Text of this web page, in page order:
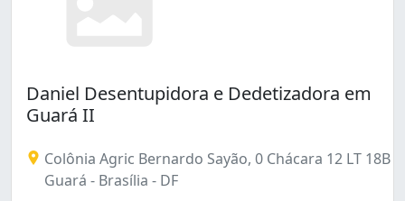
Daniel Desentupidora e Dedetizadora em
Guará II
Colônia Agric Bernardo Sayão, 0 Chácara 12 LT 18B
Guará - Brasília - DF